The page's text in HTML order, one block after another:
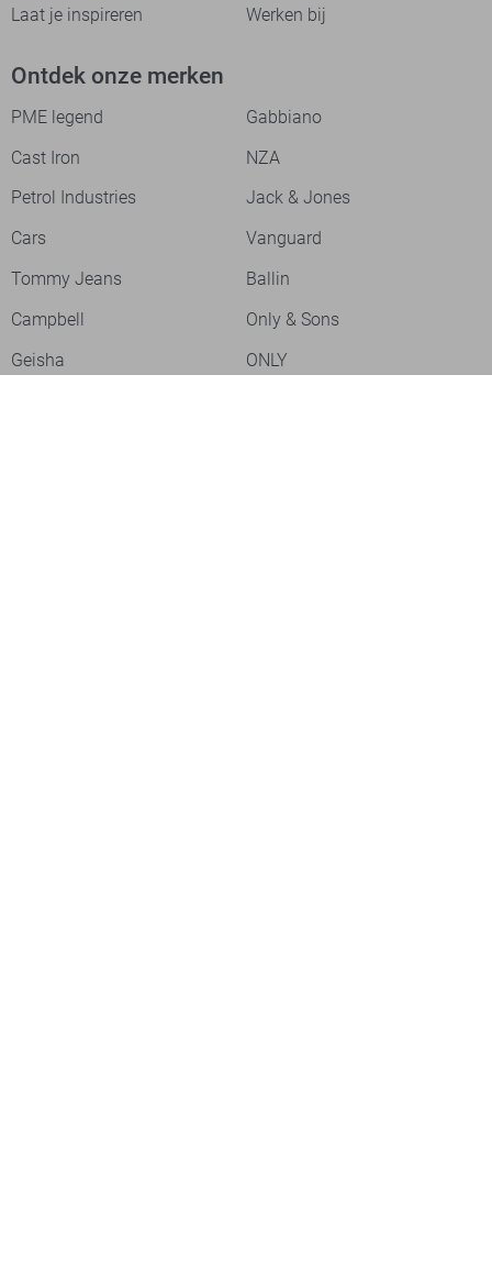
Laat je inspireren Werken bij
Ontdek onze merken
PME legend
Gabbiano
Cast Iron
NZA
Petrol Industries
Jack & Jones
Cars
Vanguard
Tommy Jeans
Ballin
Campbell
Only & Sons
Geisha
ONLY